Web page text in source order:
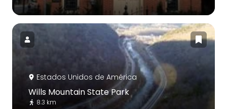
Estados Unidos de América
Wills Mountain State Park
8.3 km